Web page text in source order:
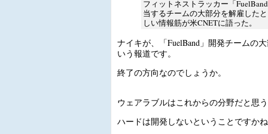
フィットネストラッカー「
当するチームの大部分を解雇した
しい情報筋が米CNETに語った。
ナイキが、「FuelBand」開発チームの
いう報道です。
終了の方向なのでしょうか。
ウェアラブルはこれからの分野だと思
ハードは開発しないということですか